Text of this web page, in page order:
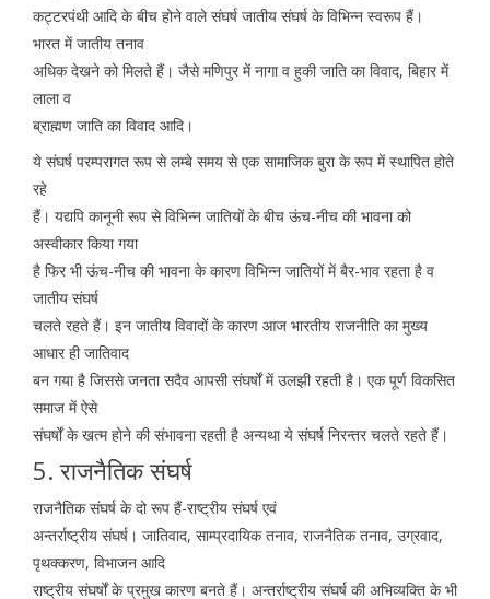
कट्टरपंथी आदि के बीच होने वाले संघर्ष जातीय संघर्ष के विभिन्न स्वरूप हैं।
भारत में जातीय तनाव
अधिक देखने को मिलते हैं। जैसे मणिपुर में नागा व हुकी जाति का विवाद, बिहार में
लाला व
ब्राह्मण जाति का विवाद आदि।
ये संघर्ष परम्परागत रूप से लम्बे समय से एक सामाजिक बुरा के रूप में स्थापित होते
रहे
हैं। यद्यपि कानूनी रूप से विभिन्न जातियों के बीच ऊंच-नीच की भावना को
अस्वीकार किया गया
है फिर भी ऊंच-नीच की भावना के कारण विभिन्न जातियों में बैर-भाव रहता है व
जातीय संघर्ष
चलते रहते हैं। इन जातीय विवादों के कारण आज भारतीय राजनीति का मुख्य
आधार ही जातिवाद
बन गया है जिससे जनता सदैव आपसी संघर्षों में उलझी रहती है। एक पूर्ण विकसित
समाज में ऐसे
संघर्षों के खत्म होने की संभावना रहती है अन्यथा ये संघर्ष निरन्तर चलते रहते हैं।
5. राजनैतिक संघर्ष
राजनैतिक संघर्ष के दो रूप हैं-राष्ट्रीय संघर्ष एवं
अन्तर्राष्ट्रीय संघर्ष। जातिवाद, साम्प्रदायिक तनाव, राजनैतिक तनाव, उग्रवाद,
पृथक्करण, विभाजन आदि
राष्ट्रीय संघर्षों के प्रमुख कारण बनते हैं। अन्तर्राष्ट्रीय संघर्ष की अभिव्यक्ति के भी